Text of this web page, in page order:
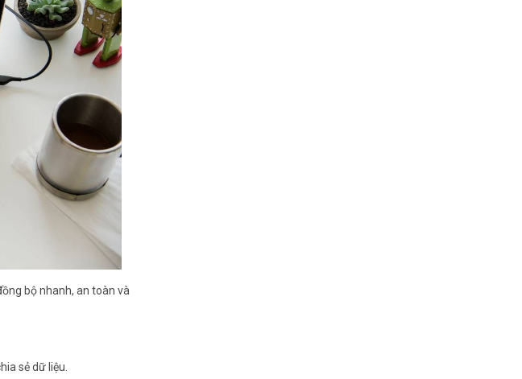
bộ nhanh, an toàn và
sẻ dữ liệu.